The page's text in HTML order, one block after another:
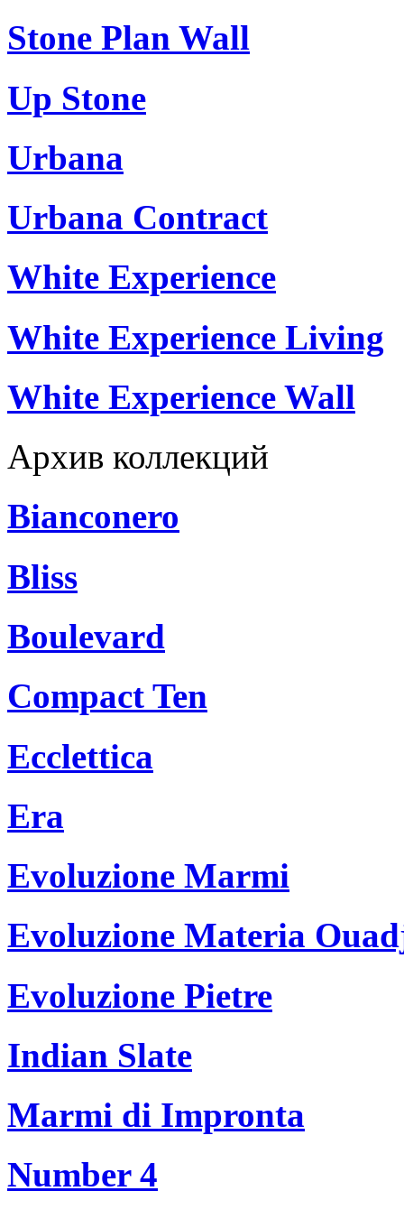
Stone Plan Wall
Up Stone
Urbana
Urbana Contract
White Experience
White Experience Living
White Experience Wall
Архив коллекций
Bianconero
Bliss
Boulevard
Compact Ten
Ecclettica
Era
Evoluzione Marmi
Evoluzione Materia
Evoluzione Pietre
Indian Slate
Marmi di Impronta
Number 4